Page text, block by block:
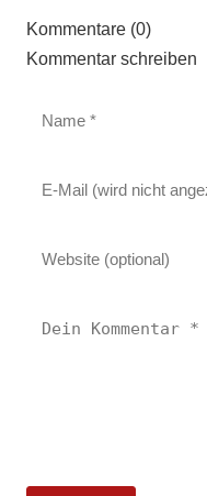
Kommentare (0)
Kommentar schreiben